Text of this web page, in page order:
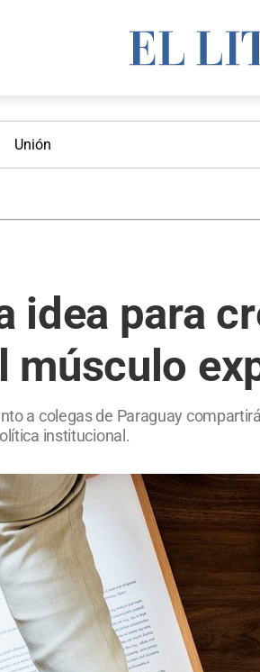
Unión
idea para
músculo
a colegas de Paraguay
institucional.